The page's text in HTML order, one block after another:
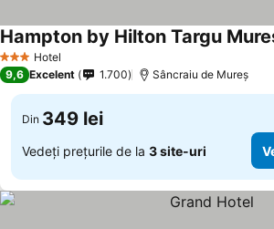
3 SteleHotel
Hampton by Hilton Targu
9,6 Excelent 1.700 Sâncraiu de Mureș
Din 349 lei
Vedeți prețurile de la 3 site-uri